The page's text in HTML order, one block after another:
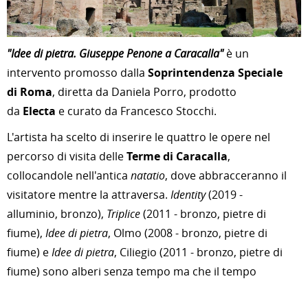
"Idee di pietra. Giuseppe Penone a Caracalla" è un
intervento promosso dalla Soprintendenza Speciale
di Roma, diretta da Daniela Porro, prodotto
da Electa e curato da Francesco Stocchi.
L'artista ha scelto di inserire le quattro le opere nel
percorso di visita delleTerme di Caracalla,
collocandole nell'antica natatio, dove abbracceranno il
visitatore mentre la attraversa. Identity(2019 -
alluminio, bronzo), Triplice(2011 - bronzo, pietre di
fiume), Idee di pietra, Olmo (2008 - bronzo, pietre di
fiume) eIdee di pietra, Ciliegio (2011 - bronzo, pietre di
fiume) sono alberi senza tempo ma che il tempo